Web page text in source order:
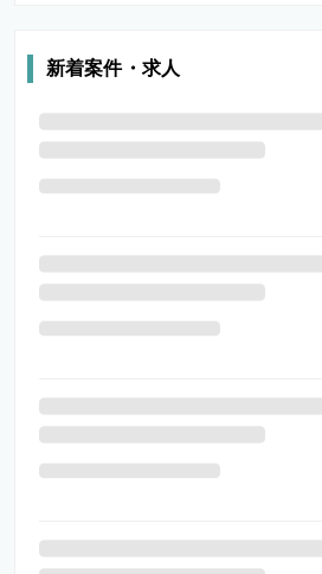
新着案件・求人